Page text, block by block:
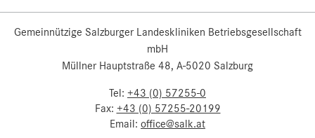
Gemeinnützige Salzburger Landeskliniken Betriebsgesellschaft
mbH
Müllner Hauptstraße 48, A-5020 Salzburg
Tel: +43 (0) 57255-0
Fax: +43 (0) 57255-20199
Email: office@salk.at